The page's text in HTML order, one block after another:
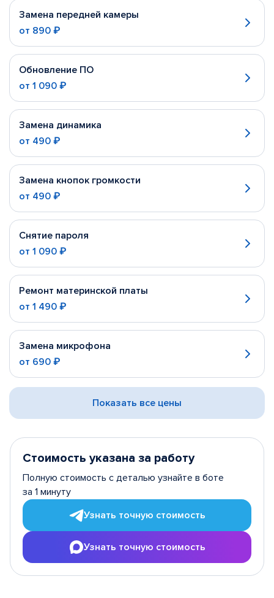
Замена передней камеры
от 890 ₽
Обновление ПО
от 1 090 ₽
Замена динамика
от 490 ₽
Замена кнопок громкости
от 490 ₽
Снятие пароля
от 1 090 ₽
Ремонт материнской платы
от 1 490 ₽
Замена микрофона
от 690 ₽
Показать все цены
Стоимость указана за работу
Полную стоимость с деталью узнайте в боте
за 1 минуту
Узнать точную стоимость
Узнать точную стоимость